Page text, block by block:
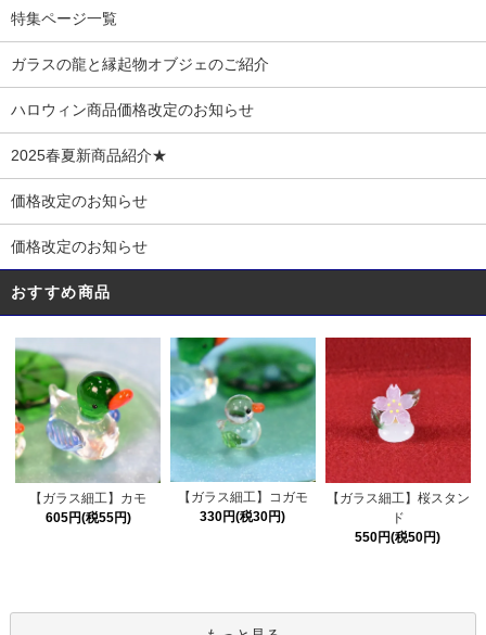
特集ページ一覧
ガラスの龍と縁起物オブジェのご紹介
ハロウィン商品価格改定のお知らせ
2025春夏新商品紹介★
価格改定のお知らせ
価格改定のお知らせ
おすすめ商品
【ガラス細工】カモ
605円(税55円)
【ガラス細工】コガモ
330円(税30円)
【ガラス細工】桜スタン
ド
550円(税50円)